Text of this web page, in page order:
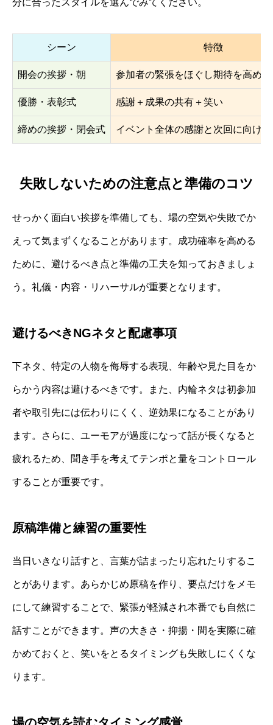
分に合ったスタイルを選んでみてください。
シーン 特徴
開会の挨拶・朝 参加者の緊張をほぐし期待を高める
優勝・表彰式 感謝＋成果の共有＋笑い
締めの挨拶・閉会式 イベント全体の感謝と次回に向け
失敗しないための注意点と準備のコツ
せっかく面白い挨拶を準備しても、場の空気や失敗でか
えって気まずくなることがあります。成功確率を高める
ために、避けるべき点と準備の工夫を知っておきましょ
う。礼儀・内容・リハーサルが重要となります。
避けるべきNGネタと配慮事項
下ネタ、特定の人物を侮辱する表現、年齢や見た目をか
らかう内容は避けるべきです。また、内輪ネタは初参加
者や取引先には伝わりにくく、逆効果になることがあり
ます。さらに、ユーモアが過度になって話が長くなると
疲れるため、聞き手を考えてテンポと量をコントロール
することが重要です。
原稿準備と練習の重要性
当日いきなり話すと、言葉が詰まったり忘れたりするこ
とがあります。あらかじめ原稿を作り、要点だけをメモ
にして練習することで、緊張が軽減され本番でも自然に
話すことができます。声の大きさ・抑揚・間を実際に確
かめておくと、笑いをとるタイミングも失敗しにくくな
ります。
場の空気を読むタイミング感覚